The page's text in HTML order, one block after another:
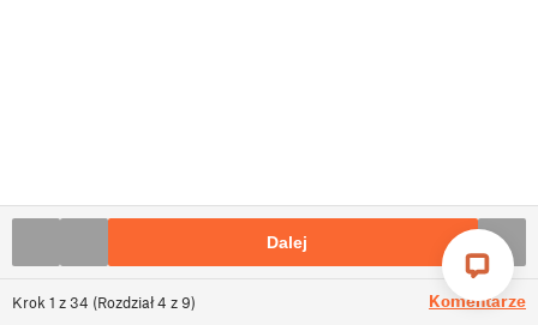
Krok 1 z34 (Rozdział4 z9) Komentarze
Dalej